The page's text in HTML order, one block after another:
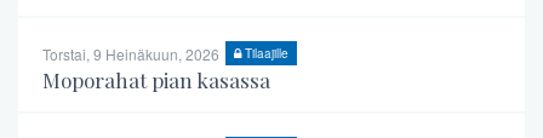
Torstai, 9 Heinäkuun, 2026 Tilaajille
Moporahat pian kasassa